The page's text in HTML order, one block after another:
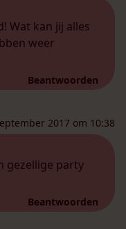
Wat kan jij alles
weer
Beantwoorden
2017 om 10:38
gezellige party
Beantwoorden